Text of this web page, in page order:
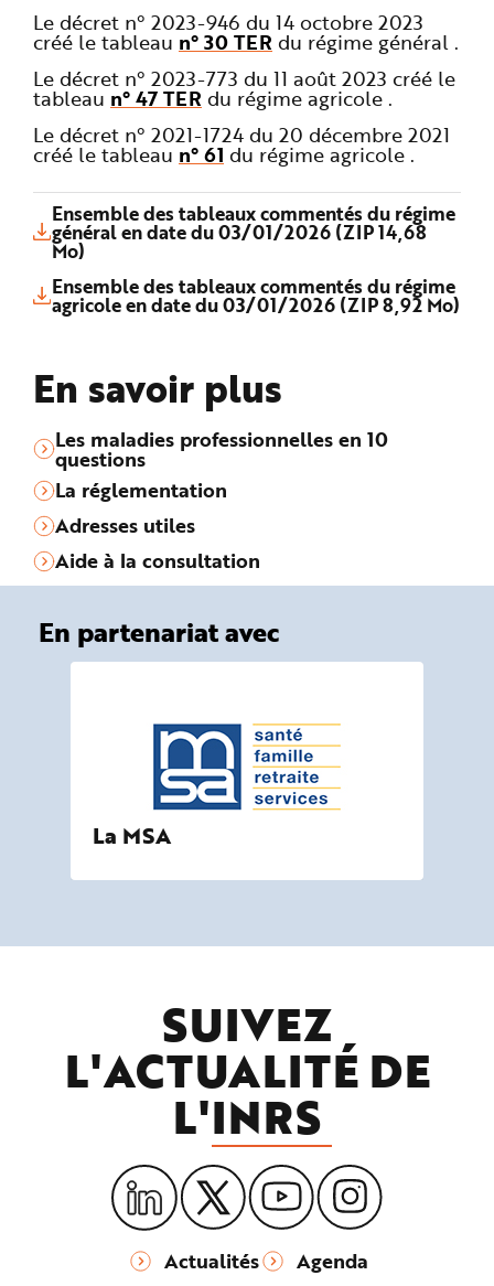
Le décret n° 2023-946 du 14 octobre 2023
créé le tableau n° 30 TER du régime général .
Le décret n° 2023-773 du 11 août 2023 créé le
tableau n° 47 TER du régime agricole .
Le décret n° 2021-1724 du 20 décembre 2021
créé le tableau n° 61 du régime agricole .
Ensemble des tableaux commentés du régime
général en date du 03/01/2026 (ZIP 14,68
Mo)
Ensemble des tableaux commentés du régime
agricole en date du 03/01/2026 (ZIP 8,92 Mo)
En savoir plus
Les maladies professionnelles en 10
questions
La réglementation
Adresses utiles
Aide à la consultation
En partenariat avec
La MSA
SUIVEZ
L'ACTUALITÉ DE
L'INRS
Actualités Agenda